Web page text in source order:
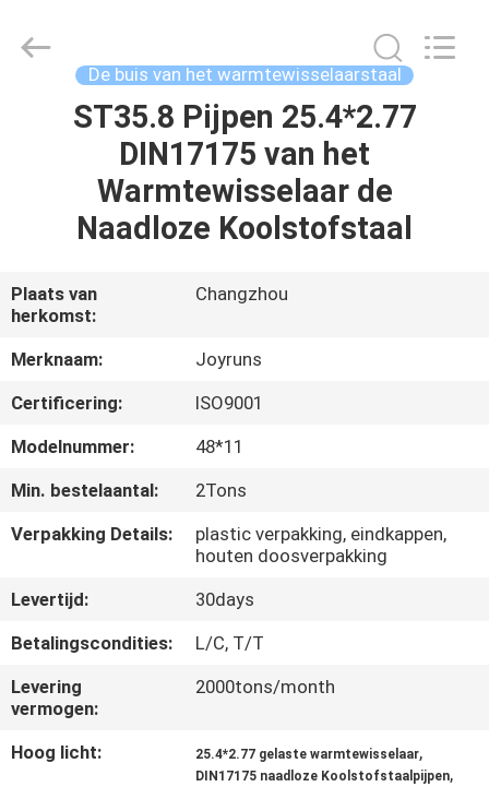
PRODUCTEN
DE
V.S.
FABRIEKSREIS
CONTACTEER
VERZOEK
OM
EEN
CITAAT
Joyruns
Steel
De buis van het warmtewisselaarstaal
ST35.8 Pijpen 25.4*2.77
DIN17175 van het
Warmtewisselaar de
Naadloze Koolstofstaal
Plaats van
herkomst:
Changzhou
Merknaam:
Joyruns
Certificering:
ISO9001
Modelnummer:
48*11
Min. bestelaantal:
2Tons
Verpakking Details:
plastic verpakking, eindkappen,
houten doosverpakking
Levertijd:
30days
Betalingscondities:
L/C, T/T
Levering
vermogen:
2000tons/month
Hoog licht: 25.4*2.77 gelaste warmtewisselaar,
DIN17175 naadloze Koolstofstaalpijpen,